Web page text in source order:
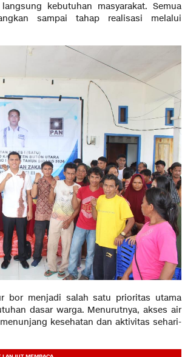
kebutuhan masyarakat. Semua
sampai tahap realisasi melalui
bor menjadi salah satu prioritas utama
dasar warga. Menurutnya, akses air
kesehatan dan aktivitas sehari-